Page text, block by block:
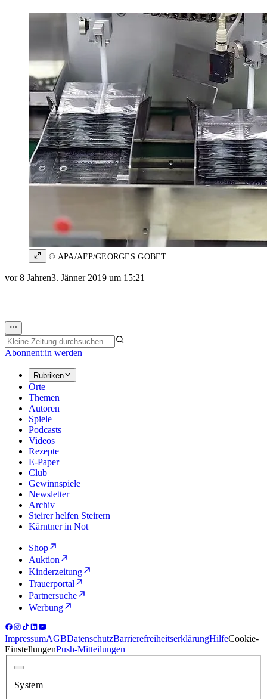
© APA/AFP/GEORGES GOBET
vor 8 Jahren3. Jänner 2019 um 15:21
Abonnent:in werden
Rubriken
Orte
Themen
Autoren
Spiele
Podcasts
Videos
Rezepte
E-Paper
Club
Gewinnspiele
Newsletter
Archiv
Steirer helfen Steirern
Kärntner in Not
Shop
Auktion
Kinderzeitung
Trauerportal
Partnersuche
Werbung
ImpressumAGBDatenschutzBarrierefreiheitserklärungHilfeCookie-
EinstellungenPush-Mitteilungen
System